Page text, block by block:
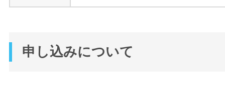
申し込みについて